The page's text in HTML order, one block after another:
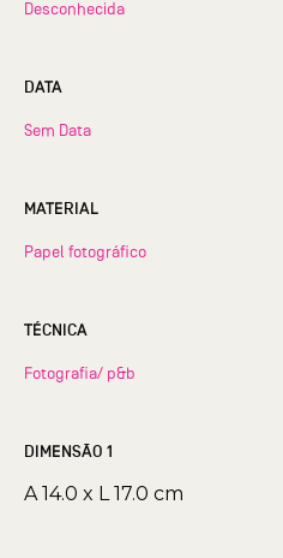
Desconhecida
DATA
Sem Data
MATERIAL
Papel fotográfico
TÉCNICA
Fotografia/ p&b
DIMENSÃO 1
A 14.0 x L 17.0 cm